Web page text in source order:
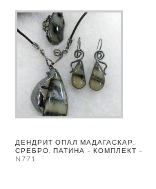
ДЕНДРИТ ОПАЛ МАДАГАСКАР,
СРЕБРО, ПАТИНА – КОМПЛЕКТ –
N771